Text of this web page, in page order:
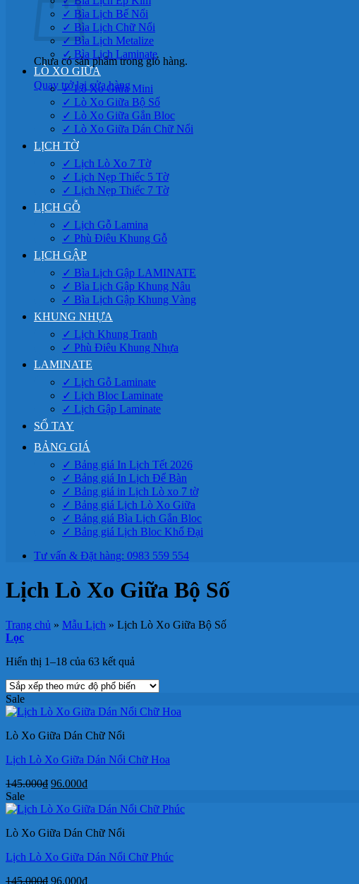
Chưa có sản phẩm trong giỏ hàng.
Quay trở lại cửa hàng
✓ Bìa Lịch Bế Nổi
✓ Bìa Lịch Chữ Nổi
✓ Bìa Lịch Metalize
✓ Bìa Lịch Laminate
LÒ XO GIỮA
✓ Lò Xo Giữa Mini
✓ Lò Xo Giữa Bộ Số
✓ Lò Xo Giữa Gắn Bloc
✓ Lò Xo Giữa Dán Chữ Nổi
LỊCH TỜ
✓ Lịch Lò Xo 7 Tờ
✓ Lịch Nẹp Thiếc 5 Tờ
✓ Lịch Nẹp Thiếc 7 Tờ
LỊCH GỖ
✓ Lịch Gỗ Lamina
✓ Phù Điêu Khung Gỗ
LỊCH GẬP
✓ Bìa Lịch Gập LAMINATE
✓ Bìa Lịch Gập Khung Nâu
✓ Bìa Lịch Gập Khung Vàng
KHUNG NHỰA
✓ Lịch Khung Tranh
✓ Phù Điêu Khung Nhựa
LAMINATE
✓ Lịch Gỗ Laminate
✓ Lịch Bloc Laminate
✓ Lịch Gập Laminate
SỔ TAY
BẢNG GIÁ
✓ Bảng giá In Lịch Tết 2026
✓ Bảng giá In Lịch Để Bàn
✓ Bảng giá in Lịch Lò xo 7 tờ
✓ Bảng giá Lịch Lò Xo Giữa
✓ Bảng giá Bìa Lịch Gắn Bloc
✓ Bảng giá Lịch Bloc Khổ Đại
Tư vấn & Đặt hàng: 0983 559 554
Lịch Lò Xo Giữa Bộ Số
Trang chủ » Mẫu Lịch » Lịch Lò Xo Giữa Bộ Số
Lọc
Hiển thị 1–18 của 63 kết quả
xếp
mức
Sale
Lò Xo Giữa Dán Chữ Nổi
Lịch Lò Xo Giữa Dán Nổi Chữ Hoa
145.000₫ Giá
là:
96.000₫Giá
tại
96.000₫.
Sale
Lò Xo Giữa Dán Chữ Nổi
Lịch Lò Xo Giữa Dán Nổi Chữ Phúc
145.000₫ Giá
96.000₫Giá